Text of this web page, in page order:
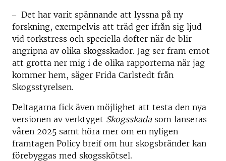
‒ Det har varit spännande att lyssna på ny
forskning, exempelvis att träd ger ifrån sig ljud
vid torkstress och speciella dofter när de blir
angripna av olika skogsskador. Jag ser fram emot
att grotta ner mig i de olika rapporterna när jag
kommer hem, säger Frida Carlstedt från
Skogsstyrelsen.
Deltagarna fick även möjlighet att testa den nya
versionen av verktyget Skogsskadasom lanseras
våren 2025 samt höra mer om en nyligen
framtagen Policy breif om hur skogsbränder kan
förebyggas med skogsskötsel.